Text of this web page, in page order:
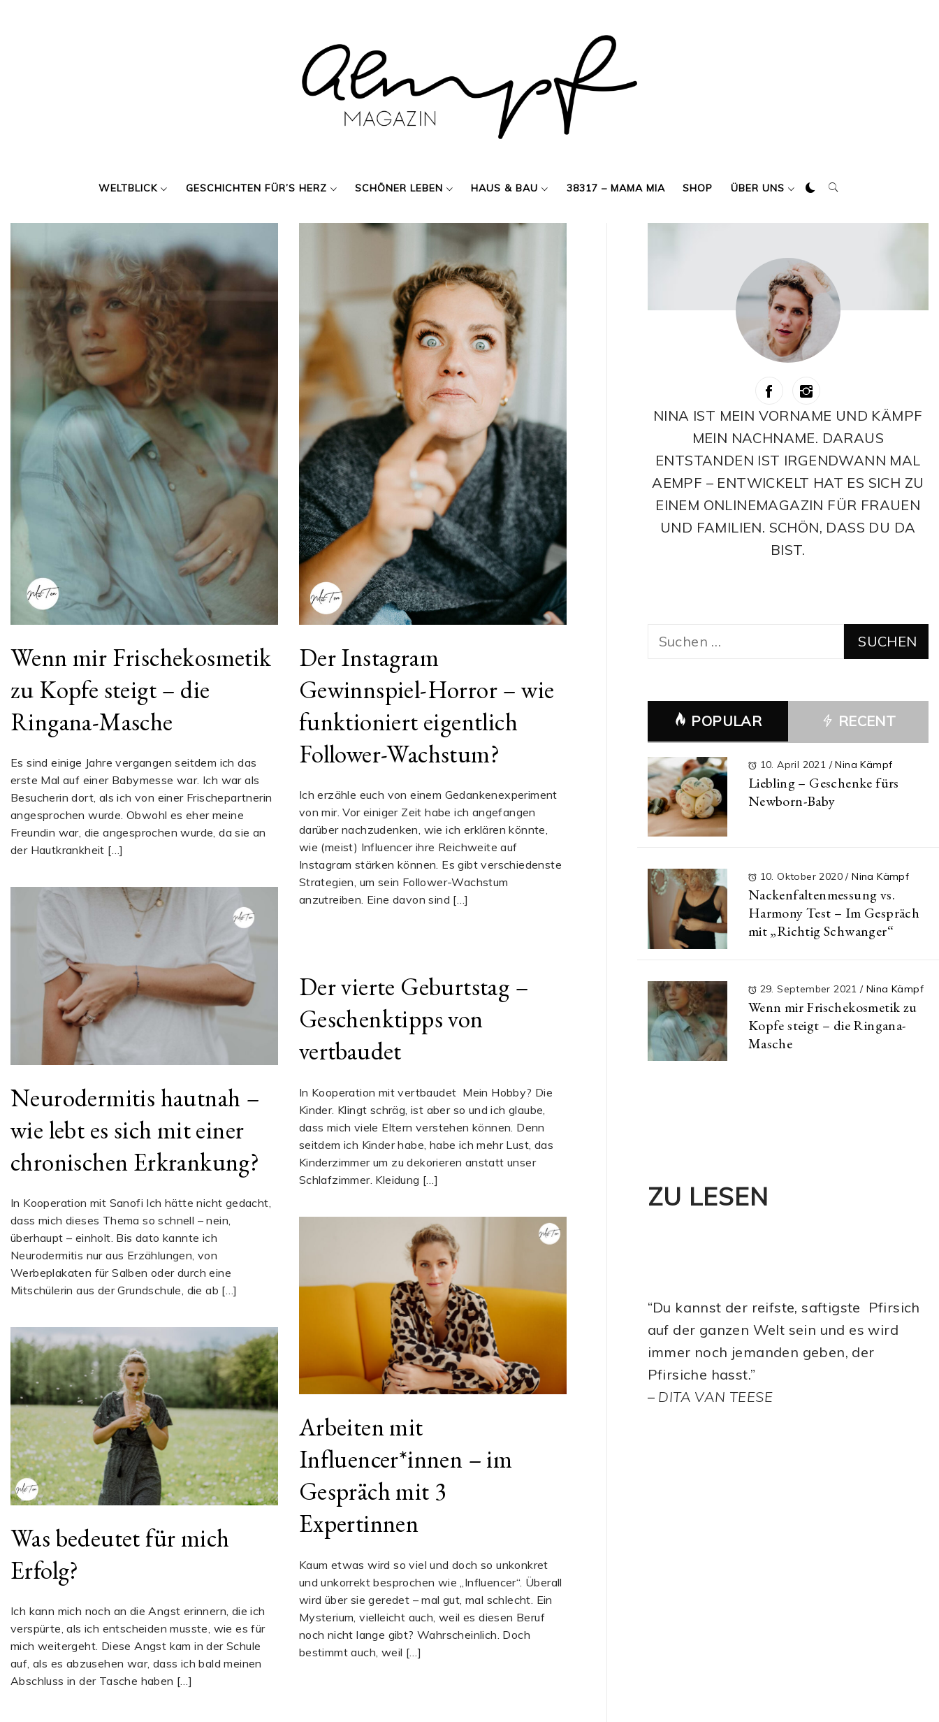
WELTBLICK GESCHICHTEN FÜR’S HERZ SCHÖNER LEBEN HAUS & BAU 38317 – MAMA MIA SHOP ÜBER UNS
Wenn mir Frischekosmetik
zu Kopfe steigt – die
Ringana-Masche
Es sind einige Jahre vergangen seitdem ich das
erste Mal auf einer Babymesse war. Ich war als
Besucherin dort, als ich von einer Frischepartnerin
angesprochen wurde. Obwohl es eher meine
Freundin war, die angesprochen wurde, da sie an
der Hautkrankheit […]
Der Instagram
Gewinnspiel-Horror – wie
funktioniert eigentlich
Follower-Wachstum?
Ich erzähle euch von einem Gedankenexperiment
von mir. Vor einiger Zeit habe ich angefangen
darüber nachzudenken, wie ich erklären könnte,
wie (meist) Influencer ihre Reichweite auf
Instagram stärken können. Es gibt verschiedenste
Strategien, um sein Follower-Wachstum
anzutreiben. Eine davon sind […]
Neurodermitis hautnah –
wie lebt es sich mit einer
chronischen Erkrankung?
In Kooperation mit Sanofi Ich hätte nicht gedacht,
dass mich dieses Thema so schnell – nein,
überhaupt – einholt. Bis dato kannte ich
Neurodermitis nur aus Erzählungen, von
Werbeplakaten für Salben oder durch eine
Mitschülerin aus der Grundschule, die ab […]
Der vierte Geburtstag –
Geschenktipps von
vertbaudet
In Kooperation mit vertbaudet Mein Hobby? Die
Kinder. Klingt schräg, ist aber so und ich glaube,
dass mich viele Eltern verstehen können. Denn
seitdem ich Kinder habe, habe ich mehr Lust, das
Kinderzimmer um zu dekorieren anstatt unser
Schlafzimmer. Kleidung […]
Arbeiten mit
Influencer*innen – im
Gespräch mit 3
Expertinnen
Kaum etwas wird so viel und doch so unkonkret
und unkorrekt besprochen wie „Influencer“. Überall
wird über sie geredet – mal gut, mal schlecht. Ein
Mysterium, vielleicht auch, weil es diesen Beruf
noch nicht lange gibt? Wahrscheinlich. Doch
bestimmt auch, weil […]
Was bedeutet für mich
Erfolg?
Ich kann mich noch an die Angst erinnern, die ich
verspürte, als ich entscheiden musste, wie es für
mich weitergeht. Diese Angst kam in der Schule
auf, als es abzusehen war, dass ich bald meinen
Abschluss in der Tasche haben […]
NINA IST MEIN VORNAME UND KÄMPF
MEIN NACHNAME. DARAUS
ENTSTANDEN IST IRGENDWANN MAL
AEMPF – ENTWICKELT HAT ES SICH ZU
EINEM ONLINEMAGAZIN FÜR FRAUEN
UND FAMILIEN. SCHÖN, DASS DU DA
BIST.
Suchen
POPULAR RECENT
10. April 2021 / Nina Kämpf
Liebling – Geschenke fürs
Newborn-Baby
10. Oktober 2020/ Nina Kämpf
Nackenfaltenmessung vs.
Harmony Test – Im Gespräch
mit „Richtig Schwanger“
29. September 2021/ Nina Kämpf
Wenn mir Frischekosmetik zu
Kopfe steigt – die Ringana-
Masche
ZU LESEN
“Du kannst der reifste, saftigste Pfirsich
auf der ganzen Welt sein und es wird
immer noch jemanden geben, der
Pfirsiche hasst.”
– DITA VAN TEESE